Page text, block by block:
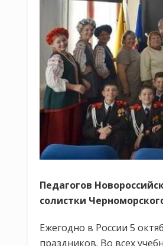
Педагогов
солистки
Ежегодно в России 5
праздников. Во всех